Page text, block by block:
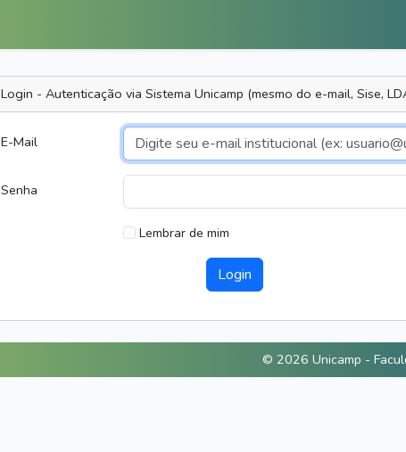
Login - Autenticação via Sistema Unicamp (mesmo do e-mail, Sise,
E-Mail
Senha
Lembrar de mim
Login
© 2026 Unicamp -